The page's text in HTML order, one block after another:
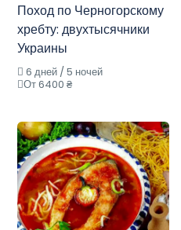
Поход по Черногорскому
хребту: двухтысячники
Украины
6 дней / 5 ночей
От 6400 ₴